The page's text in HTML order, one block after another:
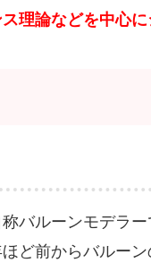
理論などを中心
バルーンモデラ
ど前からバルー